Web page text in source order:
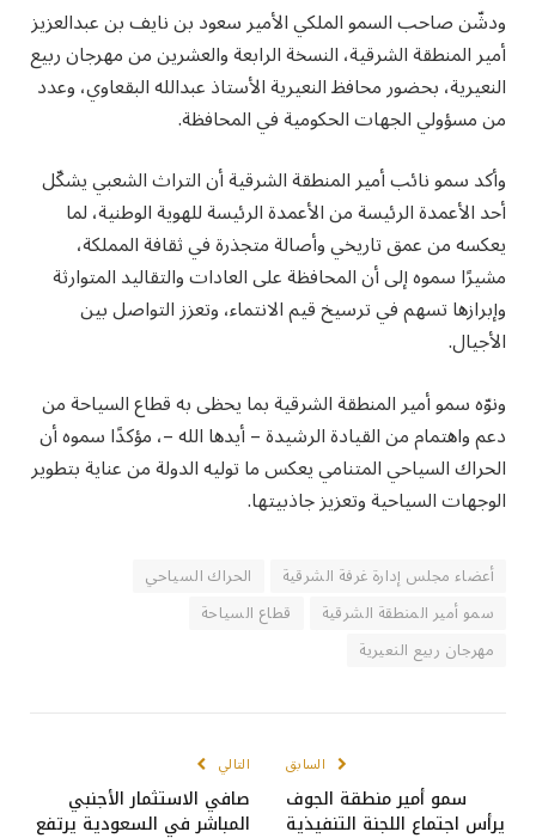
ودشّن صاحب السمو الملكي الأمير سعود بن نايف بن عبدالعزيز
أمير المنطقة الشرقية، النسخة الرابعة والعشرين من مهرجان ربيع
النعيرية، بحضور محافظ النعيرية الأستاذ عبدالله البقعاوي، وعدد
من مسؤولي الجهات الحكومية في المحافظة.
وأكد سمو نائب أمير المنطقة الشرقية أن التراث الشعبي يشكّل
أحد الأعمدة الرئيسة من الأعمدة الرئيسة للهوية الوطنية، لما
يعكسه من عمق تاريخي وأصالة متجذرة في ثقافة المملكة،
مشيرًا سموه إلى أن المحافظة على العادات والتقاليد المتوارثة
وإبرازها تسهم في ترسيخ قيم الانتماء، وتعزز التواصل بين
الأجيال.
ونوّه سمو أمير المنطقة الشرقية بما يحظى به قطاع السياحة من
دعم واهتمام من القيادة الرشيدة – أيدها الله –، مؤكدًا سموه أن
الحراك السياحي المتنامي يعكس ما توليه الدولة من عناية بتطوير
الوجهات السياحية وتعزيز جاذبيتها.
أعضاء مجلس إدارة غرفة الشرقية
الحراك السياحي
سمو أمير المنطقة الشرقية
قطاع السياحة
مهرجان ربيع النعيرية
السابق
سمو أمير منطقة الجوف
يرأس اجتماع اللجنة التنفيذية
التالي
صافي الاستثمار الأجنبي
المباشر في السعودية يرتفع